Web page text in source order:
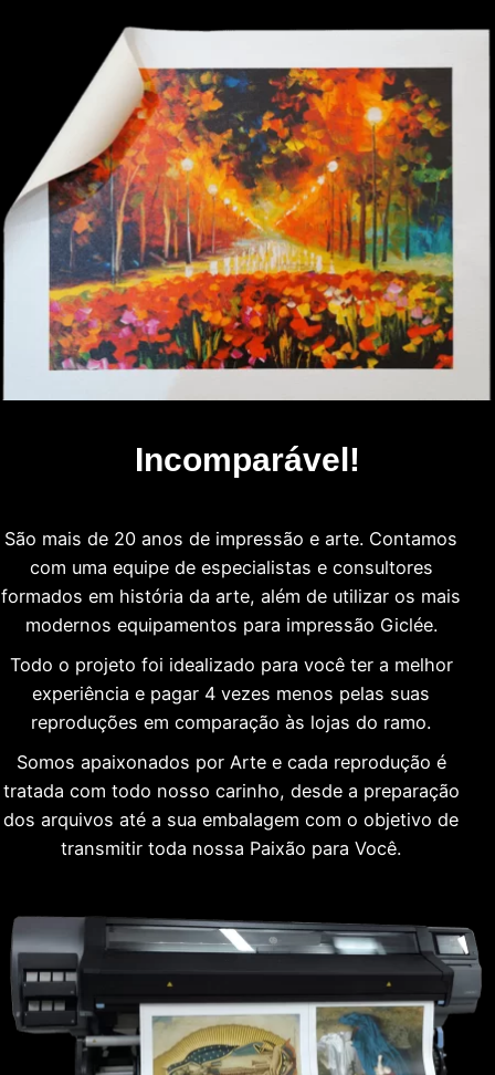
Incomparável!
São mais de 20 anos de impressão e arte. Contamos
com uma equipe de especialistas e consultores
formados em história da arte, além de utilizar os mais
modernos equipamentos para impressão Giclée.
Todo o projeto foi idealizado para você ter a melhor
experiência e pagar 4 vezes menos pelas suas
reproduções em comparação às lojas do ramo.
Somos apaixonados por Arte e cada reprodução é
tratada com todo nosso carinho, desde a preparação
dos arquivos até a sua embalagem com o objetivo de
transmitir toda nossa Paixão para Você.